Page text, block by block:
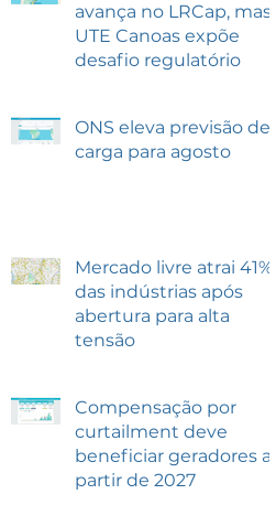
avança no LRCap, mas
UTE Canoas expõe
desafio regulatório
ONS eleva previsão de
carga para agosto
Mercado livre atrai 41%
das indústrias após
abertura para alta
tensão
Compensação por
curtailment deve
beneficiar geradores a
partir de 2027